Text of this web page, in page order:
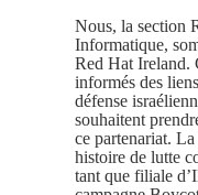
Nous, la section
Informatique,
Red Hat Ireland.
informés des
défense
souhaitent
ce partenariat.
histoire de lutte
tant que filiale